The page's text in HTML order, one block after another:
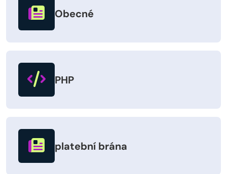
Obecné
PHP
platební brána